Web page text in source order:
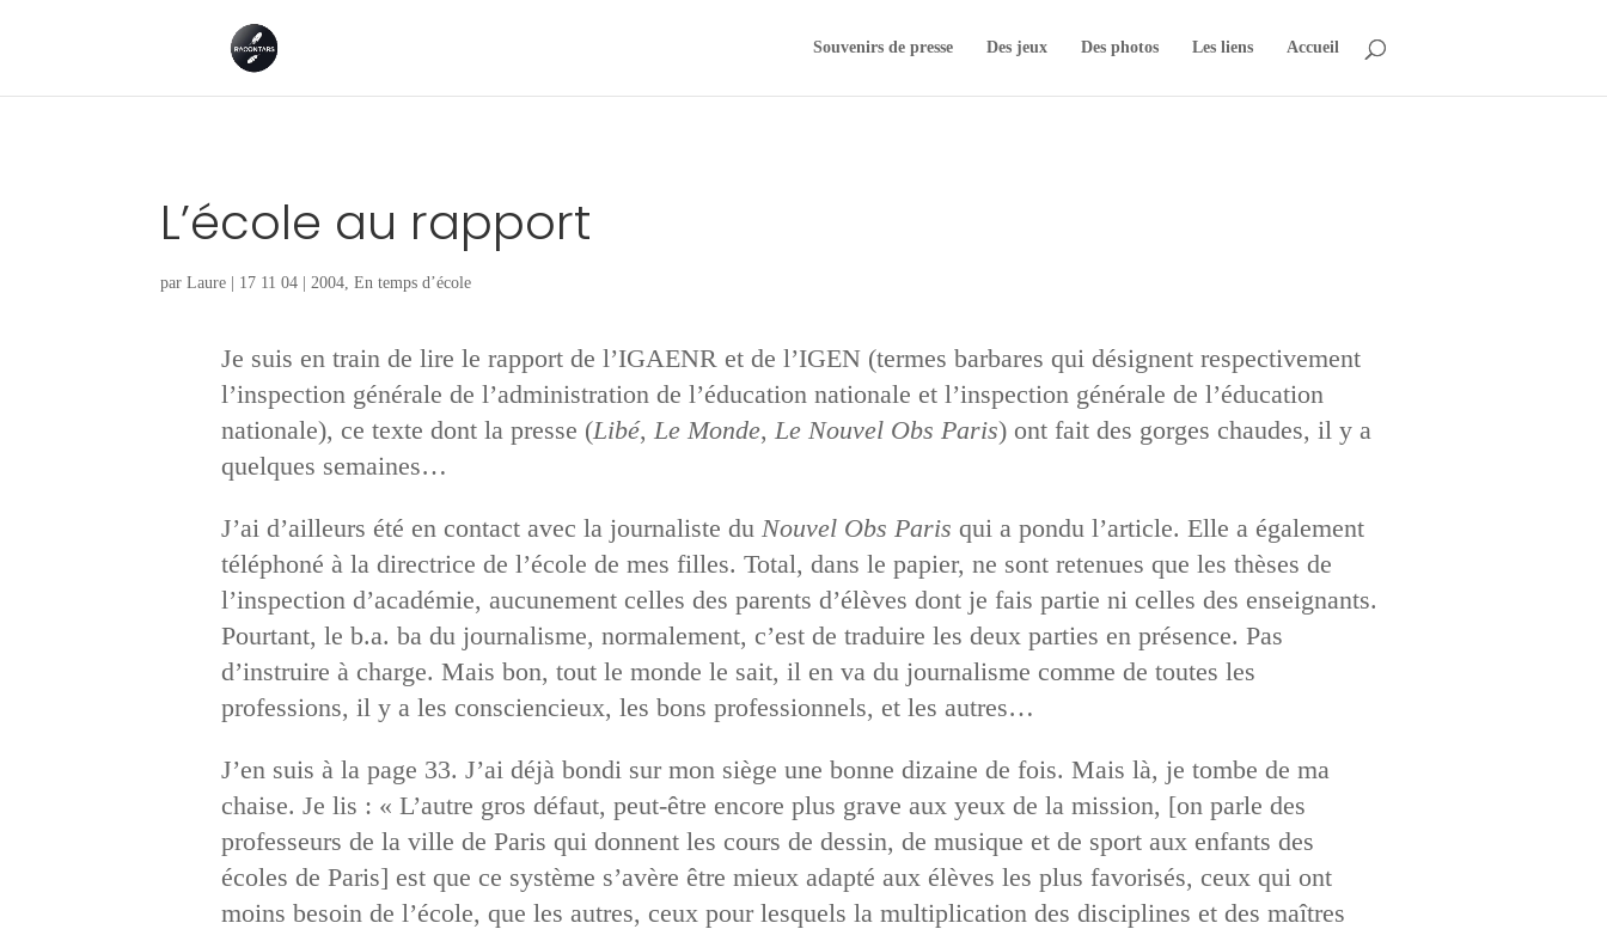
Souvenirs de presse Des jeux Des photos Les liens Accueil
L’école au rapport
parLaure | 17 11 04 | 2004 ,En temps d’école
Je suis en train de lire le rapport de l’IGAENR et de l’IGEN (termes barbares qui désignent respectivement
l’inspection générale de l’administration de l’éducation nationale et l’inspection générale de l’éducation
nationale), ce texte dont la presse (Libé, Le Monde, Le Nouvel Obs Paris) ont fait des gorges chaudes, il y a
quelques semaines…
J’ai d’ailleurs été en contact avec la journaliste du Nouvel Obs Paris qui a pondu l’article. Elle a également
téléphoné à la directrice de l’école de mes filles. Total, dans le papier, ne sont retenues que les thèses de
l’inspection d’académie, aucunement celles des parents d’élèves dont je fais partie ni celles des enseignants.
Pourtant, le b.a. ba du journalisme, normalement, c’est de traduire les deux parties en présence. Pas
d’instruire à charge. Mais bon, tout le monde le sait, il en va du journalisme comme de toutes les
professions, il y a les consciencieux, les bons professionnels, et les autres…
J’en suis à la page 33. J’ai déjà bondi sur mon siège une bonne dizaine de fois. Mais là, je tombe de ma
chaise. Je lis : « L’autre gros défaut, peut-être encore plus grave aux yeux de la mission, [on parle des
professeurs de la ville de Paris qui donnent les cours de dessin, de musique et de sport aux enfants des
écoles de Paris] est que ce système s’avère être mieux adapté aux élèves les plus favorisés, ceux qui ont
moins besoin de l’école, que les autres, ceux pour lesquels la multiplication des disciplines et des maîtres